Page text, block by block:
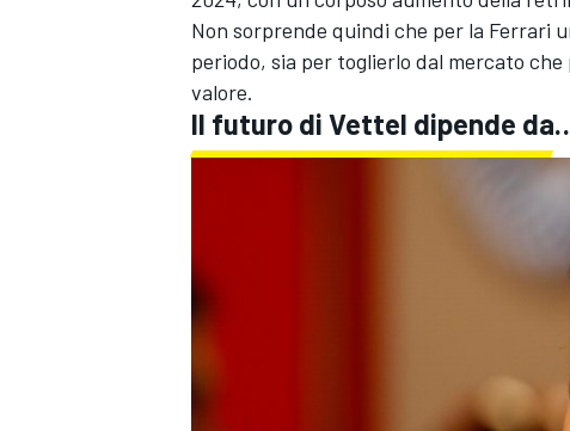
Non sorprende quindi che per la Ferrari
periodo, sia per toglierlo dal mercato
valore.
Il futuro di Vettel dipende